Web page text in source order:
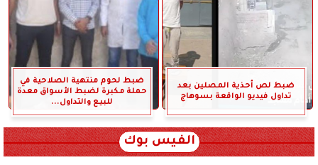
ضبط لص أحذية المصلين بعد
تداول فيديو الواقعة بسوهاج
ضبط لحوم منتهية الصلاحية في
حملة مكبرة لضبط الأسواق معدة
للبيع والتداول...
الفيس بوك